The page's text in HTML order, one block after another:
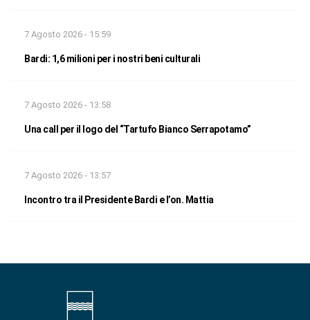
7 Agosto 2026 - 15:59
Bardi: 1,6 milioni per i nostri beni culturali
7 Agosto 2026 - 13:58
Una call per il logo del “Tartufo Bianco Serrapotamo”
7 Agosto 2026 - 13:57
Incontro tra il Presidente Bardi e l’on. Mattia